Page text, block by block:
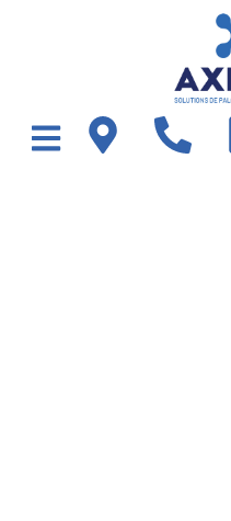
Panneau de gestion des cookies